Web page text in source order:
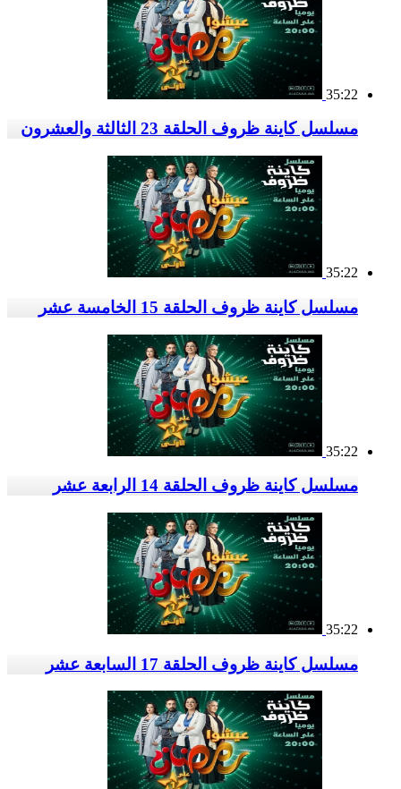
35:22
مسلسل كاينة ظروف الحلقة 23 الثالثة والعشرون
35:22
مسلسل كاينة ظروف الحلقة 15 الخامسة عشر
35:22
مسلسل كاينة ظروف الحلقة 14 الرابعة عشر
35:22
مسلسل كاينة ظروف الحلقة 17 السابعة عشر